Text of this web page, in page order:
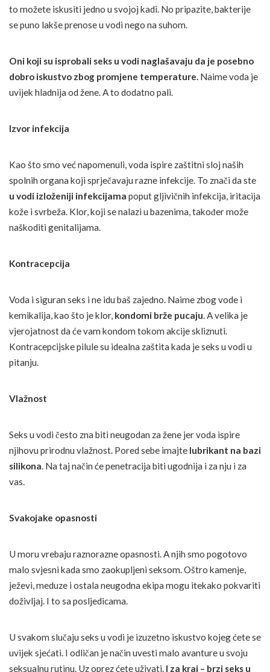
to možete iskusiti jedno u svojoj kadi. No pripazite, bakterije
se puno lakše prenose u vodi nego na suhom.
Oni koji su isprobali seks u vodi naglašavaju da je posebno
dobro iskustvo zbog promjene temperature. Naime voda je
uvijek hladnija od žene. A to dodatno pali.
Izvor infekcija
Kao što smo već napomenuli, voda ispire zaštitni sloj naših
spolnih organa koji sprječavaju razne infekcije. To znači da ste
u vodi izloženiji infekcijama poput gljivičnih infekcija, iritacija
kože i svrbeža. Klor, koji se nalazi u bazenima, također može
naškoditi genitalijama.
Kontracepcija
Voda i siguran seks i ne idu baš zajedno. Naime zbog vode i
kemikalija, kao što je klor, kondomi brže pucaju. A velika je
vjerojatnost da će vam kondom tokom akcije skliznuti.
Kontracepcijske pilule su idealna zaštita kada je seks u vodi u
pitanju.
Vlažnost
Seks u vodi često zna biti neugodan za žene jer voda ispire
njihovu prirodnu vlažnost. Pored sebe imajte lubrikant na bazi
silikona. Na taj način će penetracija biti ugodnija i za nju i za
vas.
Svakojake opasnosti
U moru vrebaju raznorazne opasnosti. A njih smo pogotovo
malo svjesni kada smo zaokupljeni seksom. Oštro kamenje,
ježevi, meduze i ostala neugodna ekipa mogu itekako pokvariti
doživljaj. I to sa posljedicama.
U svakom slučaju seks u vodi je izuzetno iskustvo kojeg ćete se
uvijek sjećati. I odličan je način uvesti malo avanture u svoju
seksualnu rutinu. Uz oprez ćete uživati. I za kraj – brzi seks u